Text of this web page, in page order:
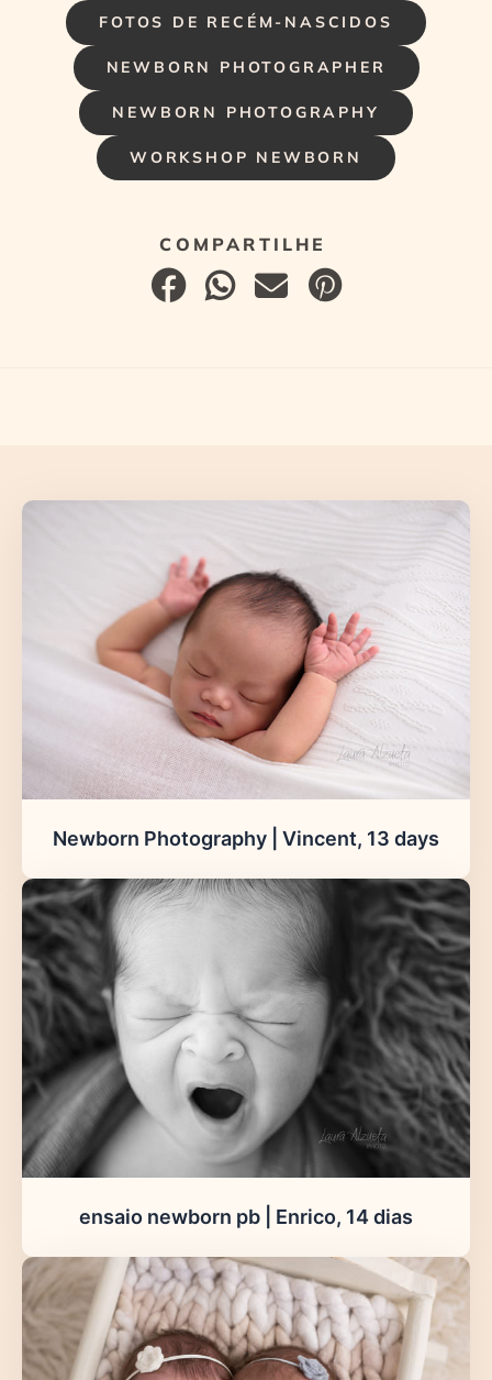
FOTOS DE RECÉM-NASCIDOS
NEWBORN PHOTOGRAPHER
NEWBORN PHOTOGRAPHY
WORKSHOP NEWBORN
Newborn Photography | Vincent, 13 days
ensaio newborn pb | Enrico, 14 dias